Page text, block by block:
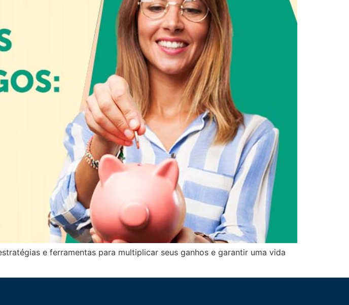
e ferramentas para multiplicar seus ganhos e garantir uma vida